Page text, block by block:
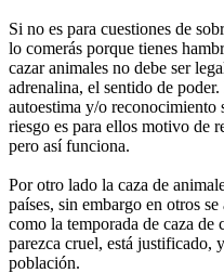
Si no es para cuestiones de
lo comerás porque tienes
cazar animales no debe ser
adrenalina, el sentido de
autoestima y/o
riesgo es para ellos motivo de
pero así funciona.
Por otro lado la caza de
países, sin embargo en otros
como la temporada de caza de
parezca cruel, está justificado,
población.